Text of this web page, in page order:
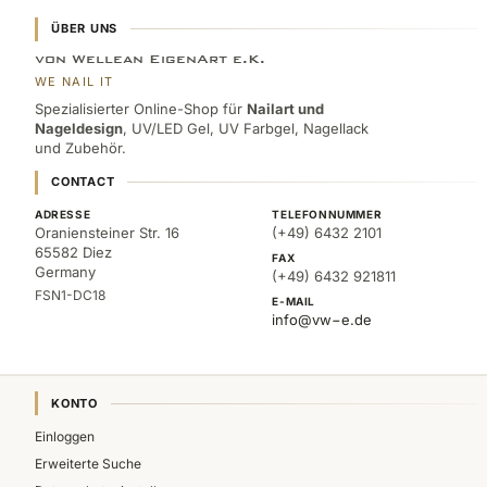
ÜBER UNS
von Wellean EigenArt e.K.
WE NAIL IT
Spezialisierter Online-Shop für Nailart und
Nageldesign, UV/LED Gel, UV Farbgel, Nagellack
und Zubehör.
CONTACT
ADRESSE
Oraniensteiner Str. 16
65582 Diez
Germany
FSN1-DC18
TELEFONNUMMER
(+49) 6432 2101
FAX
(+49) 6432 921811
E-MAIL
info@vw−e.de
KONTO
Einloggen
Erweiterte Suche